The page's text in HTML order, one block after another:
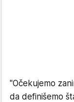
"Očekujemo
da definišemo